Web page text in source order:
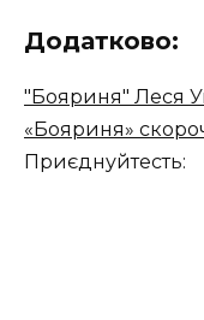
Додатково:
"Бояриня" Леся
«Бояриня»
Приєднуйтесть: